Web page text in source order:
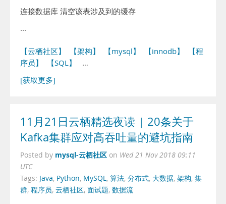
连接数据库 清空该表涉及到的缓存
...
【云栖社区】 【架构】 【mysql】 【innodb】
【程
序员】
【SQL】
…
[获取更多]
11月21日云栖精选夜读 | 20条关于
Kafka集群应对高吞吐量的避坑指南
Posted by mysql-云栖社区 on Wed 21 Nov 2018 09:11
UTC
Tags: Java, Python, MySQL, 算法, 分布式, 大数据, 架构, 集
群, 程序员, 云栖社区, 面试题, 数据流